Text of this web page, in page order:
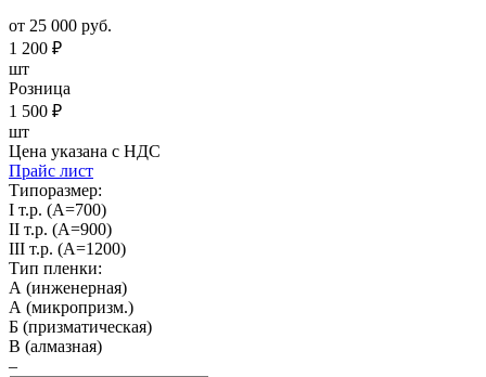
от 25 000 руб.
1 200 ₽
шт
Розница
1 500 ₽
шт
Цена указана с НДС
Прайс лист
Типоразмер:
I т.р. (А=700)
II т.р. (А=900)
III т.р. (А=1200)
Тип пленки:
А (инженерная)
А (микропризм.)
Б (призматическая)
В (алмазная)
–